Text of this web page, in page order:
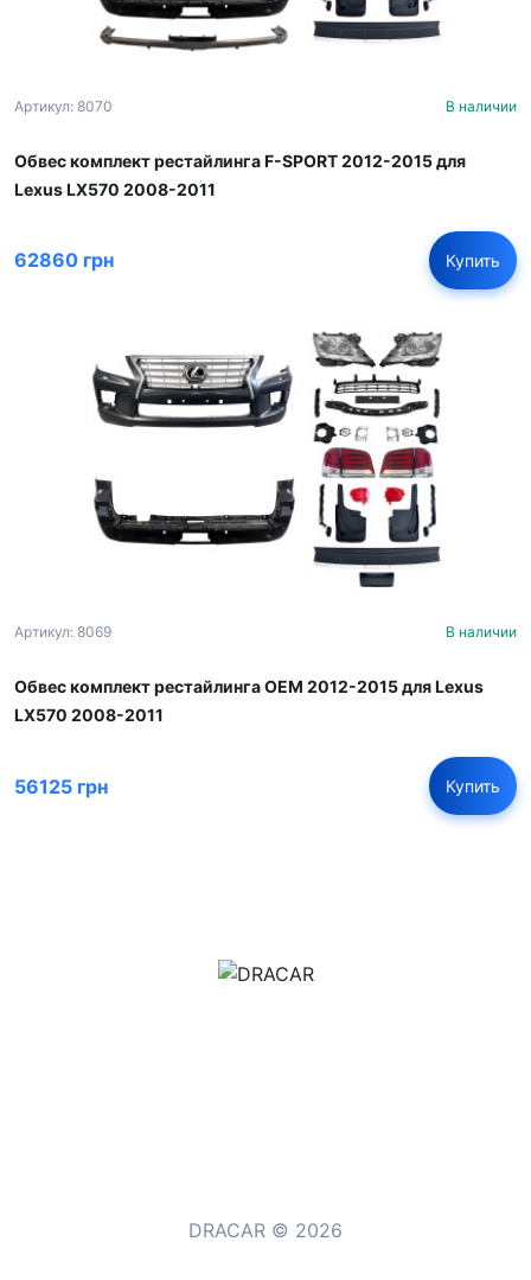
Артикул: 8070 В наличии
Обвес комплект рестайлинга F-SPORT 2012-2015 для
Lexus LX570 2008-2011
62860 грн Купить
Артикул: 8069 В наличии
Обвес комплект рестайлинга OEM 2012-2015 для Lexus
LX570 2008-2011
56125 грн Купить
DRACAR © 2026